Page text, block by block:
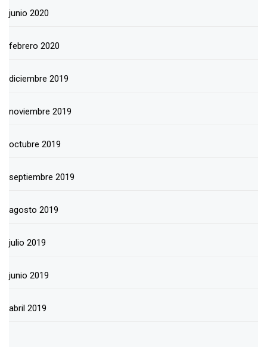
junio 2020
febrero 2020
diciembre 2019
noviembre 2019
octubre 2019
septiembre 2019
agosto 2019
julio 2019
junio 2019
abril 2019